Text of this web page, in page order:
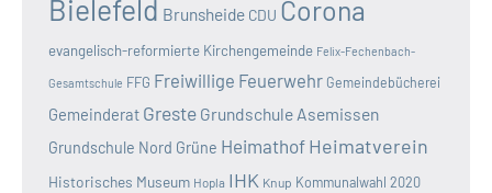
Bielefeld Brunsheide CDU Corona
evangelisch-reformierte Kirchengemeinde Felix-Fechenbach-
Gesamtschule FFG Freiwillige Feuerwehr Gemeindebücherei
Gemeinderat Greste Grundschule Asemissen
Grundschule Nord Grüne Heimathof Heimatverein
Historisches Museum Hopla IHK Knup Kommunalwahl 2020